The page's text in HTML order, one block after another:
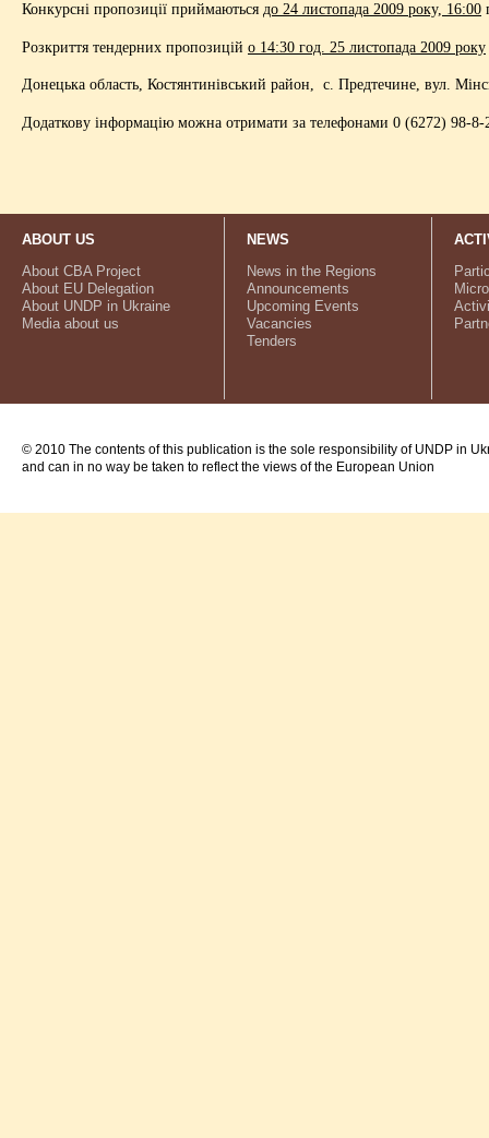
Конкурсні пропозиції приймаються до 24 листопада 2009 року, 16:00
Розкриття тендерних пропозицій о 14:30 год. 25 листопада 2009 року
Донецька область, Костянтинівський район, с. Предтечине, вул.
Додаткову інформацію можна отримати за телефонами 0 (6272) 98-8-
ABOUT US
About CBA Project
About EU Delegation
About UNDP in Ukraine
Media about us
NEWS
News in the Regions
Announcements
Upcoming Events
Vacancies
Tenders
© 2010 The contents of this publication is the sole responsibility of UNDP in
and can in no way be taken to reflect the views of the European Union